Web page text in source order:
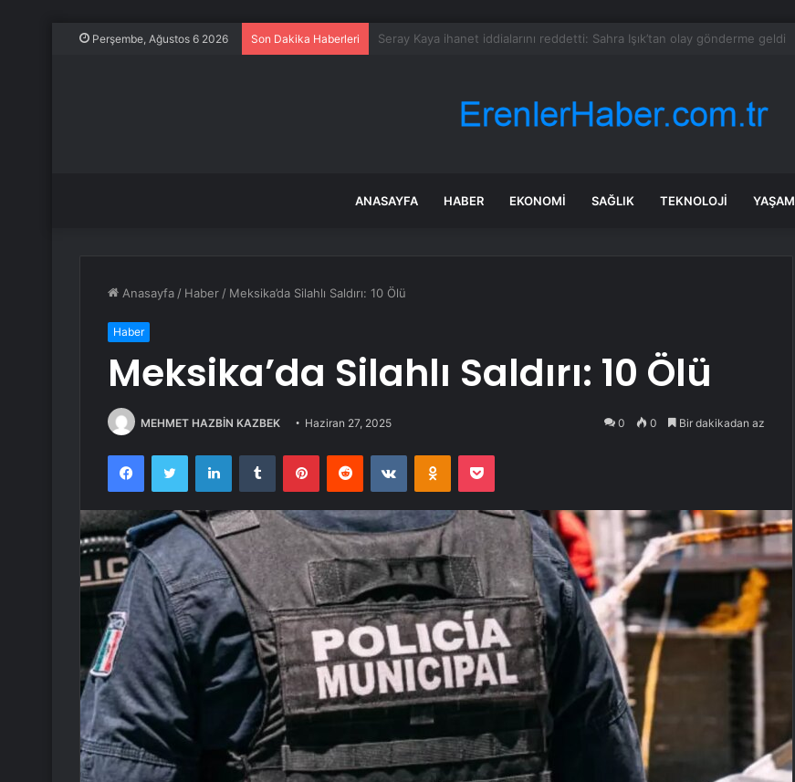
Perşembe, Ağustos 6 2026 Son Dakika Haberleri Huawei Watch GT 7 serisi tanıtıldı: 21 güne kadar pil ömrü!
ANASAYFA HABER EKONOMI SAĞLIK TEKNOLOJI YAŞAM
Anasayfa / Haber / Meksika’da Silahlı Saldırı: 10 Ölü
Haber
Meksika’da Silahlı Saldırı: 10 Ölü
MEHMET HAZBİN KAZBEK Haziran 27, 2025 0 0 Bir dakikadan az
FacebookTwitter LinkedInTumblr PinterestReddit VKontakteOdnoklassniki
Pocket